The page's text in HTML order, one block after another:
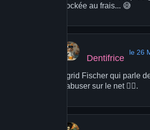
stockée au frais... 😅
Dentifrice
le 26
Ingrid Fischer qui parle
d'abuser sur le net 🤦‍♂️.